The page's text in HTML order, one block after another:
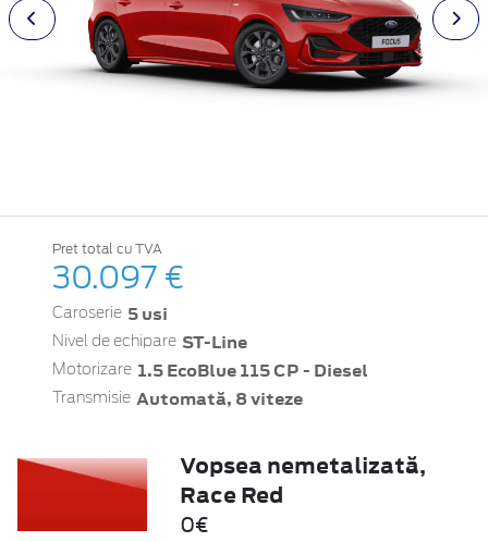
Pret total cu TVA
30.097 €
Caroserie 5 usi
Nivel de echipare ST-Line
Motorizare 1.5 EcoBlue 115 CP - Diesel
Transmisie Automată, 8 viteze
Vopsea nemetalizată,
Race Red
0€